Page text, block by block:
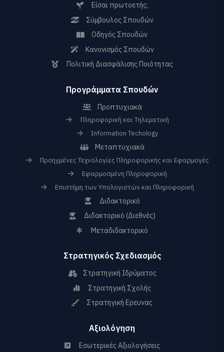
Είσαι πρωτοετής;
Σύμβουλος Σπουδών
Οδηγός Σπουδών
Κανονισμός Σπουδών
Πολιτική Διασφάλισης Ποιότητας
Προγράμματα Σπουδών
Προπτυχιακά
Πληροφορική και Τηλεματική
Information Techology
Μεταπτυχιακά
Προηγμένες Τεχνολογίες Πληροφορικής και Εφαρμογές
Εφαρμοσμένη Πληροφορική
Επιστήμη των Υπολογιστών και Πληροφορική
Διδακτορικό
Διδακτορικό (Διεθνές)
Μεταδιδακτορικό
Στρατηγικός Σχεδιασμός
Στρατηγική Ιδρύματος
Στρατηγική Σχολής
Στρατηγική Ερευνας
Αξιολόγηση
Εσωτερικές Αξιολογήσεις